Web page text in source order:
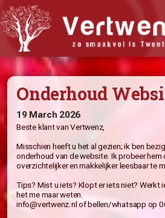
Biologisch abonnement
Abonnement Bestellen
Iets doorgeven?
Nieuwsflits
Winkel
Onderhoud
19 March 2026
Beste klant van Vertwenz,
Misschien heeft u het al gezien; ik
onderhoud van de website. Ik
overzichtelijker en makkelijker